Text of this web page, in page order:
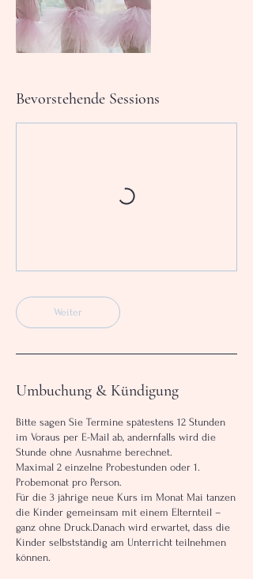
Bevorstehende Sessions
Weiter
Umbuchung & Kündigung
Bitte sagen Sie Termine spätestens 12 Stunden
im Voraus per E-Mail ab, andernfalls wird die
Stunde ohne Ausnahme berechnet.
Maximal 2 einzelne Probestunden oder 1.
Probemonat pro Person.
Für die 3 jährige neue Kurs im Monat Mai tanzen
die Kinder gemeinsam mit einem Elternteil –
ganz ohne Druck.Danach wird erwartet, dass die
Kinder selbstständig am Unterricht teilnehmen
können.